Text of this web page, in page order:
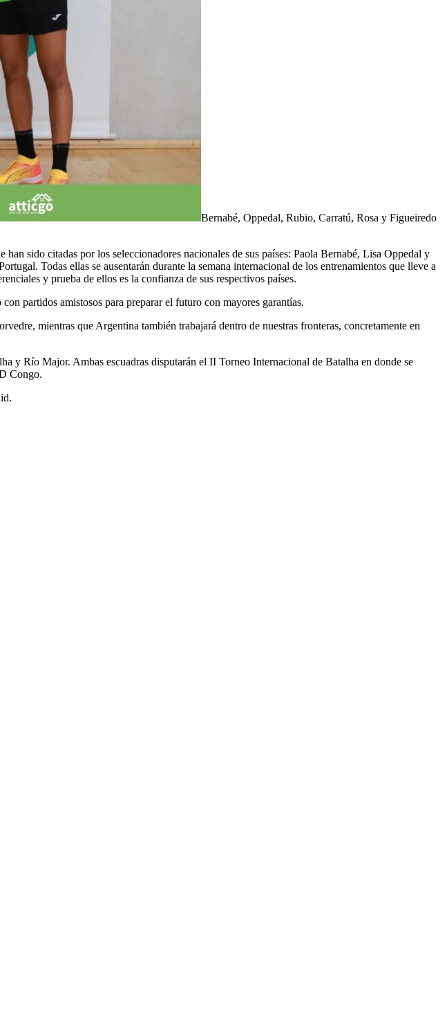
Bernabé, Oppedal, Rubio, Carratú, Rosa y Figueiredo
sido citadas por los seleccionadores nacionales de sus países: Paola Bernabé, Lisa Oppedal y
Todas ellas se ausentarán durante la semana internacional de los entrenamientos que lleve a
y prueba de ellos es la confianza de sus respectivos países.
partidos amistosos para preparar el futuro con mayores garantías.
mientras que Argentina también trabajará dentro de nuestras fronteras, concretamente en
y Río Major. Ambas escuadras disputarán el II Torneo Internacional de Batalha en donde se
Congo.